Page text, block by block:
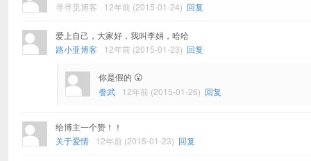
寻寻觅博客
12年前 (2015-01-24) 回复
爱上自己，大家好，我叫李娟，哈哈
路小亚博客
12年前 (2015-01-23) 回复
你是假的 😮
誊武
12年前 (2015-01-26) 回复
给博主一个赞！！
关于爱情
12年前 (2015-01-23) 回复